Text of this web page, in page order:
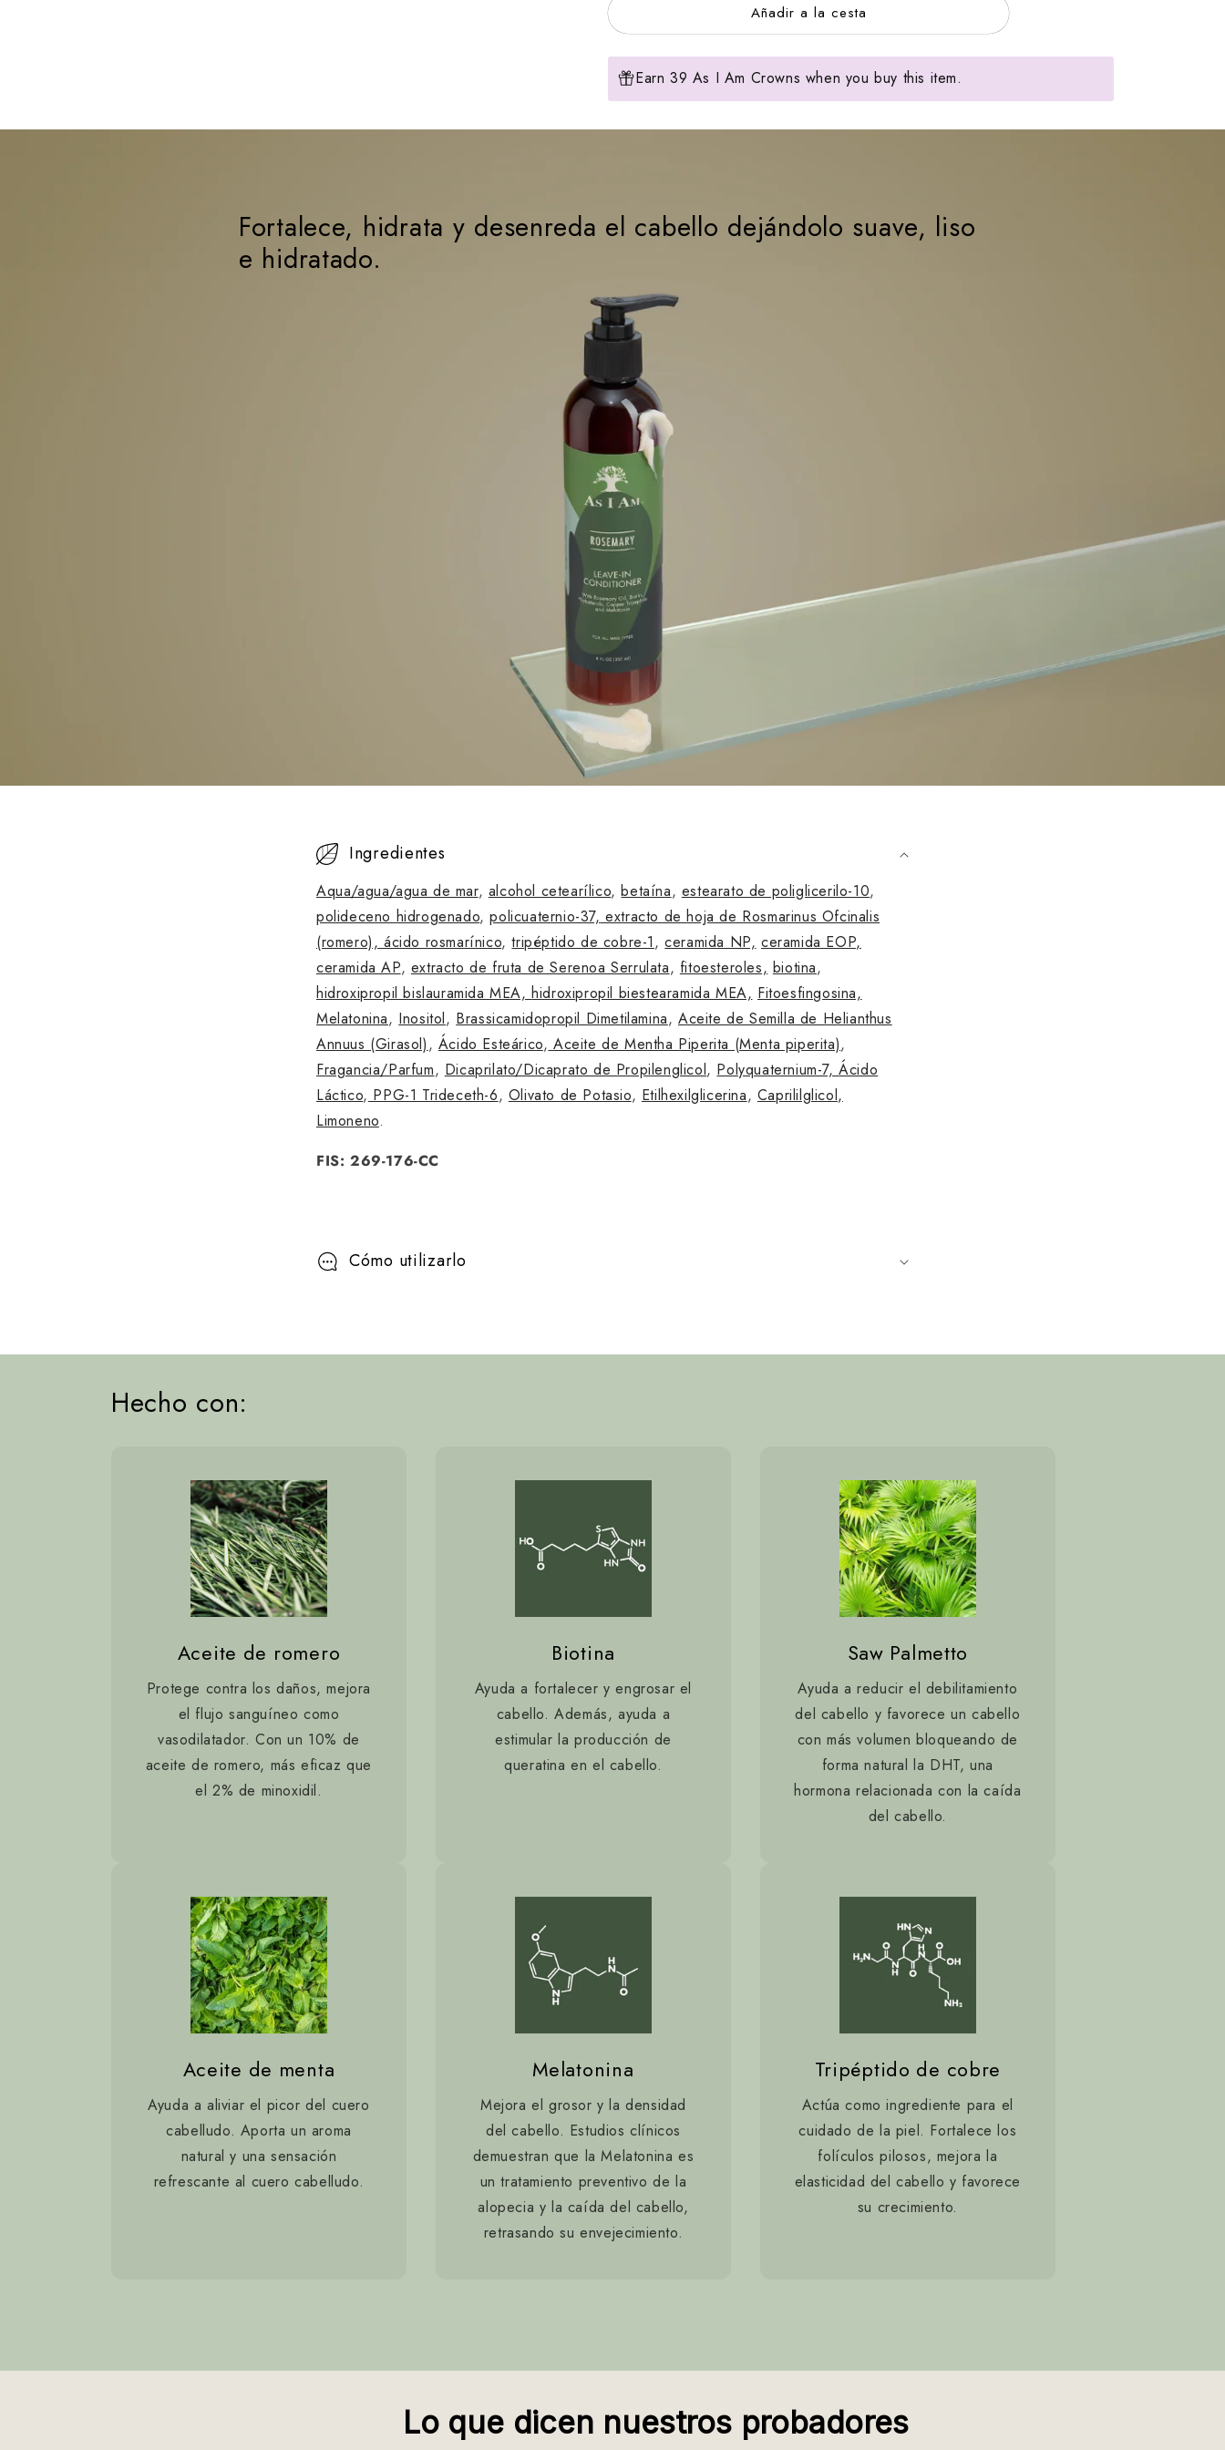
Añadir a la cesta
Earn 39 As I Am Crowns when you buy this item.
Fortalece, hidrata y desenreda el cabello dejándolo suave, liso
e hidratado.
Ingredientes
Aqua/agua/agua de mar, alcohol cetearílico,betaína, estearato de poliglicerilo-10,
polideceno hidrogenado,policuaternio-37, extracto de hoja de Rosmarinus Ofcinalis
(romero), ácido rosmarínico,tripéptido de cobre-1,ceramida NP, ceramida EOP,
ceramida AP, extracto de fruta de Serenoa Serrulata, fitoesteroles, biotina,
hidroxipropil bislauramida MEA,hidroxipropil biestearamida MEA, Fitoesfingosina,
Melatonina, Inositol, Brassicamidopropil Dimetilamina,Aceite de Semilla de Helianthus
Annuus (Girasol), Ácido Esteárico, Aceite de Mentha Piperita (Menta piperita),
Fragancia/Parfum, Dicaprilato/Dicaprato de Propilenglicol, Polyquaternium-7,Ácido
Láctico, PPG-1 Trideceth-6, Olivato de Potasio, Etilhexilglicerina, Caprililglicol,
Limoneno.
FIS: 269-176-CC
Cómo utilizarlo
Hecho con:
Aceite de romero
Protege contra los daños, mejora
el flujo sanguíneo como
vasodilatador. Con un 10% de
aceite de romero, más eficaz que
el 2% de minoxidil.
Biotina
Ayuda a fortalecer y engrosar el
cabello. Además, ayuda a
estimular la producción de
queratina en el cabello.
Saw Palmetto
Ayuda a reducir el debilitamiento
del cabello y favorece un cabello
con más volumen bloqueando de
forma natural la DHT, una
hormona relacionada con la caída
del cabello.
Aceite de menta
Ayuda a aliviar el picor del cuero
cabelludo. Aporta un aroma
natural y una sensación
refrescante al cuero cabelludo.
Melatonina
Mejora el grosor y la densidad
del cabello. Estudios clínicos
demuestran que la Melatonina es
un tratamiento preventivo de la
alopecia y la caída del cabello,
retrasando su envejecimiento.
Tripéptido de cobre
Actúa como ingrediente para el
cuidado de la piel. Fortalece los
folículos pilosos, mejora la
elasticidad del cabello y favorece
su crecimiento.
Lo que dicen nuestros probadores